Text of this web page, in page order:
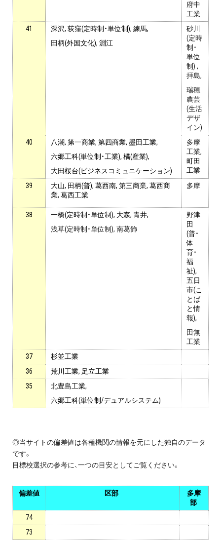
府中
工業
41
深沢, 荻窪(定時制・単位制), 練馬,
田柄(外国文化), 淵江
砂川
(定時
制・
単位
制) ,
拝島,
瑞穂
農芸
(生活
デザ
イン)
40
八潮, 第一商業, 第四商業, 墨田工業,
六郷工科(単位制・工業), 橘(産業),
大田桜台(ビジネスコミュニケーション)
多摩
工業,
町田
工業
39
大山, 田柄(普), 葛西南, 第三商業, 葛西商
業, 葛西工業
多摩
38
一橋(定時制・単位制), 大森, 青井,
浅草(定時制・単位制), 南葛飾
野津
田
(普・
体
育・
福
祉),
五日
市(こ
とば
と情
報),
田無
工業
37
杉並工業
36
荒川工業, 足立工業
35
北豊島工業,
六郷工科(単位制/デュアルシステム)
◎当サイトの偏差値は各種機関の情報を元にした独自のデータ
です。
目標校選択の参考に、一つの目安としてご覧ください。
偏差値 区部
多摩
部
74
73